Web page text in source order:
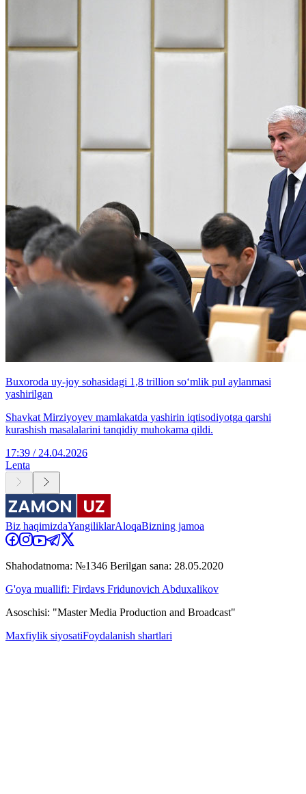
Buxoroda uy-joy sohasidagi 1,8 trillion so‘mlik pul aylanmasi
yashirilgan
Shavkat Mirziyoyev mamlakatda yashirin iqtisodiyotga qarshi
kurashish masalalarini tanqidiy muhokama qildi.
17:39 / 24.04.2026
Lenta
Biz haqimizdaYangiliklarAloqaBizning jamoa
Shahodatnoma: №1346 Berilgan sana: 28.05.2020
G'oya muallifi: Firdavs Fridunovich Abduxalikov
Asoschisi: "Master Media Production and Broadcast"
Maxfiylik siyosatiFoydalanish shartlari